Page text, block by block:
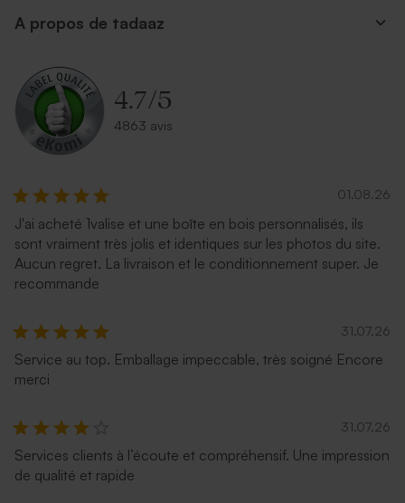
A propos de tadaaz
4.7/5
4863 avis
01.08.26
J'ai acheté 1valise et une boîte en bois personnalisés, ils
sont vraiment très jolis et identiques sur les photos du site.
Aucun regret. La livraison et le conditionnement super. Je
recommande
31.07.26
Service au top. Emballage impeccable, très soigné Encore
merci
31.07.26
Services clients à l’écoute et compréhensif. Une impression
de qualité et rapide